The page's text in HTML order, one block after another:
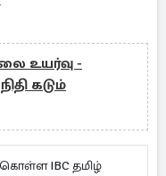
உயர்வு -
கடும்
IBC தமிழ்